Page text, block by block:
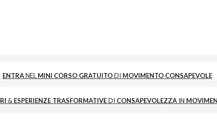
ENTRANEL MINI CORSO GRATUITODI MOVIMENTO CONSAPEVOLE
& ESPERIENZE TRASFORMATIVEDI CONSAPEVOLEZZA IN